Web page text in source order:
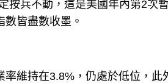
按兵不動，這是美國年內第2次
皆盡數收墨。
維持在3.8%，仍處於低位，此